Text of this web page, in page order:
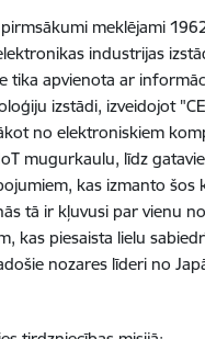
pirmsākumi meklējami
industrijas
tika apvienota ar
izstādi, izveidojot
no elektroniskiem
mugurkaulu, līdz
kas izmanto šos
tā ir kļuvusi par vienu
kas piesaista lielu
nozares līderi no